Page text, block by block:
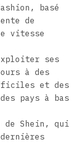
basé
de
vitesse
ses
à des
et des
pays à bas
de Shein, qui